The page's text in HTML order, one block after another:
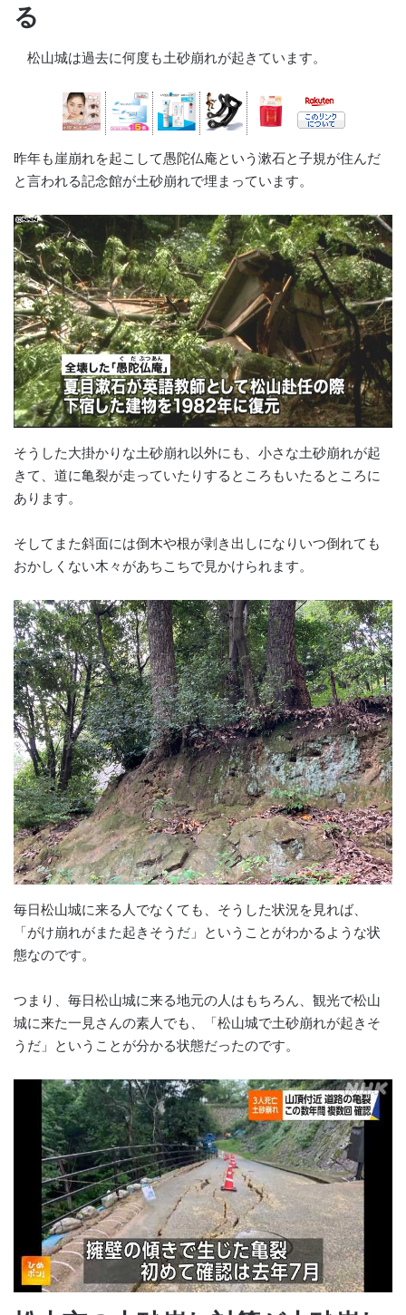
る
松山城は過去に何度も土砂崩れが起きています。
昨年も崖崩れを起こして愚陀仏庵という漱石と子規が住んだ
と言われる記念館が土砂崩れで埋まっています。
そうした大掛かりな土砂崩れ以外にも、小さな土砂崩れが起
きて、道に亀裂が走っていたりするところもいたるところに
あります。
そしてまた斜面には倒木や根が剥き出しになりいつ倒れても
おかしくない木々があちこちで見かけられます。
毎日松山城に来る人でなくても、そうした状況を見れば、
「がけ崩れがまた起きそうだ」ということがわかるような状
態なのです。
つまり、毎日松山城に来る地元の人はもちろん、観光で松山
城に来た一見さんの素人でも、「松山城で土砂崩れが起きそ
うだ」ということが分かる状態だったのです。